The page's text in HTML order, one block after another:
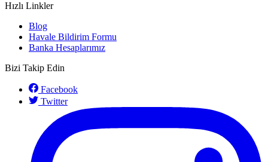
Hızlı Linkler
Blog
Havale Bildirim Formu
Banka Hesaplarımız
Bizi Takip Edin
Facebook
Twitter